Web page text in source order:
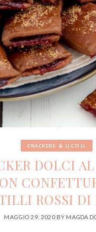
CRACKERS & LI.CO.LI.
DOLCI
ROSSI DI
MAGGIO 29, 2020 BY MAGDA